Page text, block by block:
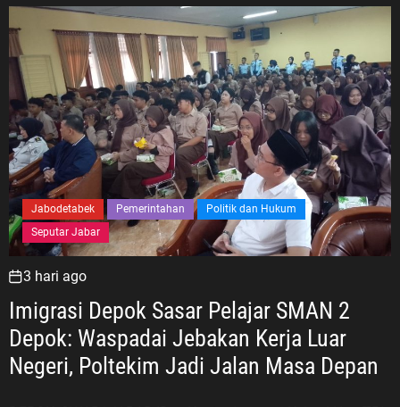
Jabodetabek Pemerintahan
Politik dan Hukum
Seputar Jabar
3 hari ago
Imigrasi Depok Sasar Pelajar SMAN 2
Depok: Waspadai Jebakan Kerja Luar